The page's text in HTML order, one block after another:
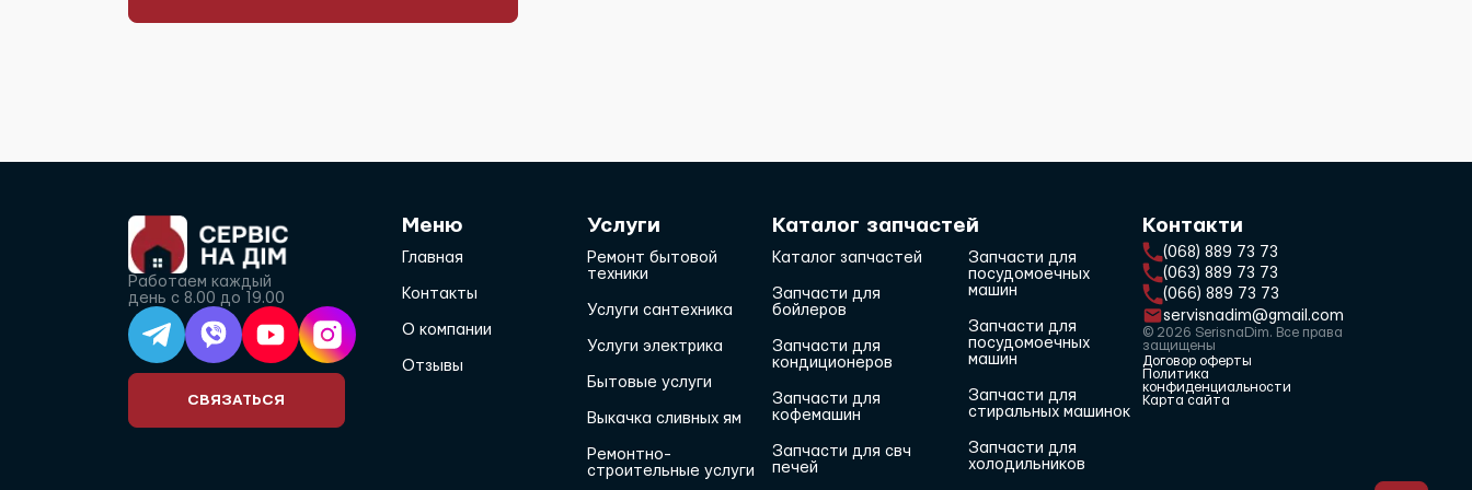
Работаем каждый
день с 8.00 до 19.00
СВЯЗАТЬСЯ
Меню
Главная
Контакты
О компании
Отзывы
Услуги
Ремонт бытовой
техники
Услуги сантехника
Услуги электрика
Бытовые услуги
Выкачка сливных ям
Ремонтно-
строительные услуги
Каталог запчастей
Каталог запчастей
Запчасти для
бойлеров
Запчасти для
кондиционеров
Запчасти для
кофемашин
Запчасти для свч
печей
Запчасти для
посудомоечных
машин
Запчасти для
посудомоечных
машин
Запчасти для
стиральных машинок
Запчасти для
холодильников
Контакти
(068) 889 73 73
(063) 889 73 73
(066) 889 73 73
servisnadim@gmail.com
© 2026 SerisnaDim. Все права
защищены
Договор оферты
Политика
конфиденциальности
Карта сайта